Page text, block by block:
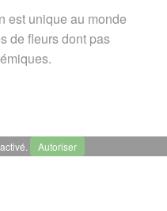
est unique au monde
de fleurs dont pas
Autoriser